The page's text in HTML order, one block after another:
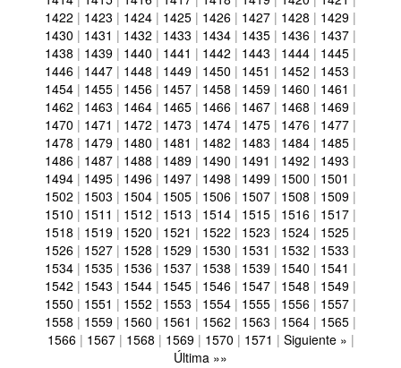
1422 | 1423 | 1424 | 1425 | 1426 | 1427 | 1428 | 1429 |
1430 | 1431 | 1432 | 1433 | 1434 | 1435 | 1436 | 1437 |
1438 | 1439 | 1440 | 1441 | 1442 | 1443 | 1444 | 1445 |
1446 | 1447 | 1448 | 1449 | 1450 | 1451 | 1452 | 1453 |
1454 | 1455 | 1456 | 1457 | 1458 | 1459 | 1460 | 1461 |
1462 | 1463 | 1464 | 1465 | 1466 | 1467 | 1468 | 1469 |
1470 | 1471 | 1472 | 1473 | 1474 | 1475 | 1476 | 1477 |
1478 | 1479 | 1480 | 1481 | 1482 | 1483 | 1484 | 1485 |
1486 | 1487 | 1488 | 1489 | 1490 | 1491 | 1492 | 1493 |
1494 | 1495 | 1496 | 1497 | 1498 | 1499 | 1500 | 1501 |
1502 | 1503 | 1504 | 1505 | 1506 | 1507 | 1508 | 1509 |
1510 | 1511 | 1512 | 1513 | 1514 | 1515 | 1516 | 1517 |
1518 | 1519 | 1520 | 1521 | 1522 | 1523 | 1524 | 1525 |
1526 | 1527 | 1528 | 1529 | 1530 | 1531 | 1532 | 1533 |
1534 | 1535 | 1536 | 1537 | 1538 | 1539 | 1540 | 1541 |
1542 | 1543 | 1544 | 1545 | 1546 | 1547 | 1548 | 1549 |
1550 | 1551 | 1552 | 1553 | 1554 | 1555 | 1556 | 1557 |
1558 | 1559 | 1560 | 1561 | 1562 | 1563 | 1564 | 1565 |
1566| 1567| 1568 | 1569| 1570 | 1571 | Siguiente » |
Última »»